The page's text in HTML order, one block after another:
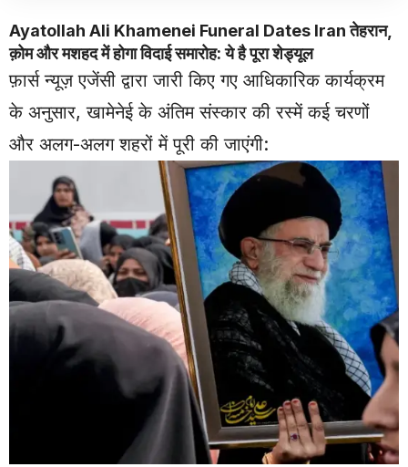
Ayatollah Ali Khamenei Funeral Dates Iran तेहरान,
क़ोम और मशहद में होगा विदाई समारोह: ये है पूरा शेड्यूल
फ़ार्स न्यूज़ एजेंसी द्वारा जारी किए गए आधिकारिक कार्यक्रम
के अनुसार, खामेनेई के अंतिम संस्कार की रस्में कई चरणों
और अलग-अलग शहरों में पूरी की जाएंगी: